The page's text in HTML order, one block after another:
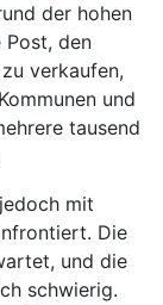
der hohen
Post, den
verkaufen,
und
tausend
mit
Die
und die
schwierig.